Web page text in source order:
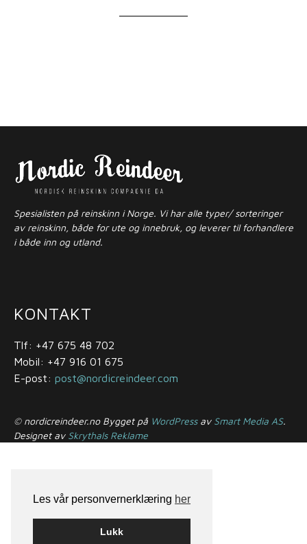
Les vår personvernerklæring her
Lukk
Spesialisten på reinskinn i Norge. Vi har alle typer/ sorteringer
av reinskinn, både for ute og innebruk, og leverer til forhandlere
i både inn og utland.
KONTAKT
Tlf: +47 675 48 702
Mobil: +47 916 01 675
E-post: post@nordicreindeer.com
© nordicreindeer.no Bygget på WordPressav Smart Media AS.
Designet av Skrythals Reklame